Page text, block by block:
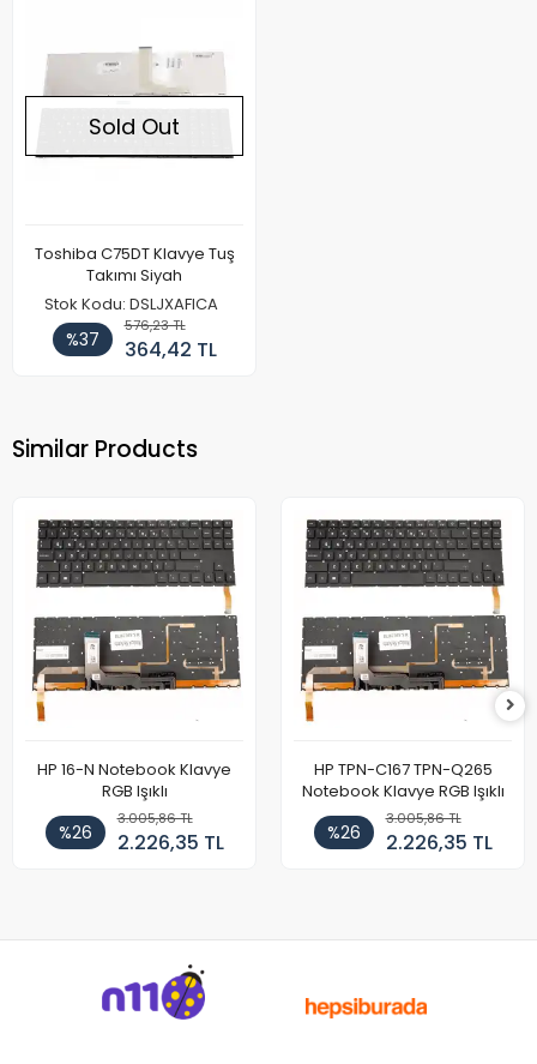
Sold Out
Toshiba C75DT Klavye Tuş
Takımı Siyah
Stok Kodu: DSLJXAFICA
%37
576,23 TL
364,42 TL
Similar Products
HP 16-N Notebook Klavye
RGB Işıklı
%26
3.005,86 TL
2.226,35 TL
HP TPN-C167 TPN-Q265
Notebook Klavye RGB Işıklı
%26
3.005,86 TL
2.226,35 TL